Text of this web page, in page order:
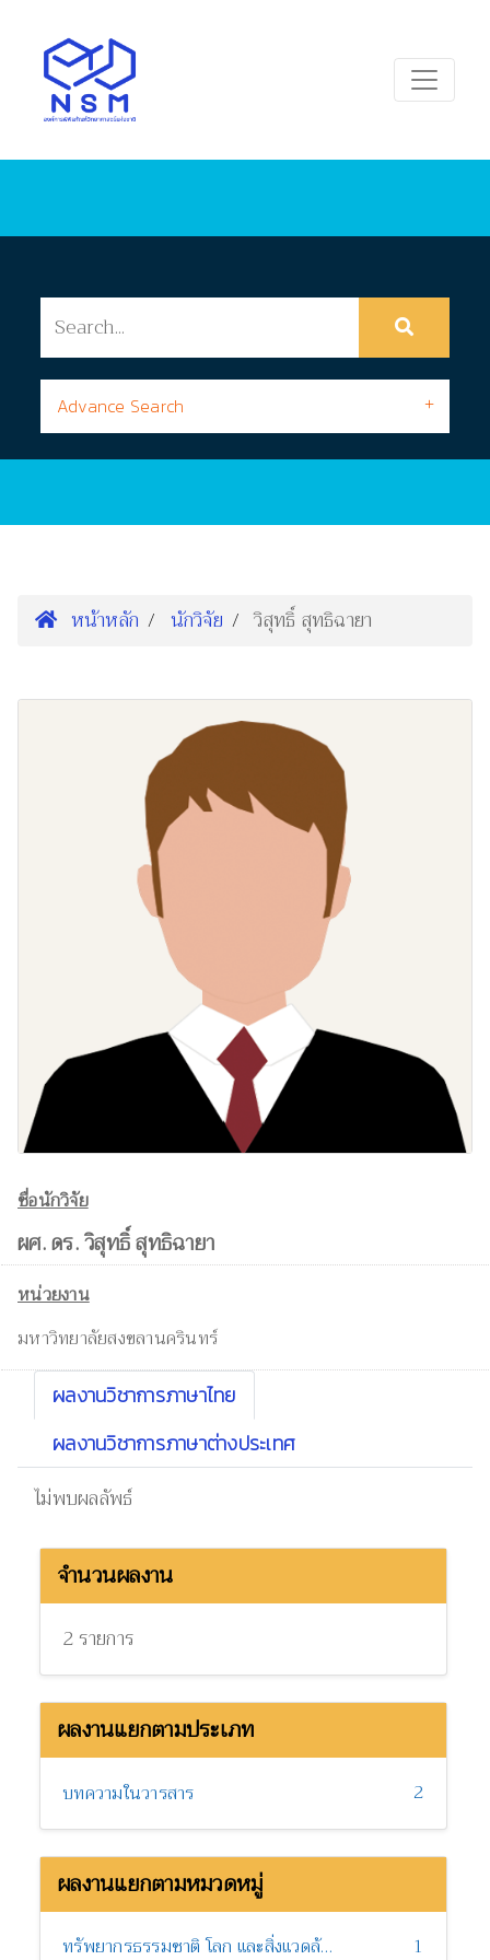
Advance Search
หน้าหลัก นักวิจัย วิสุทธิ์ สุทธิฉายา
ชื่อนักวิจัย
ผศ. ดร. วิสุทธิ์ สุทธิฉายา
หน่วยงาน
มหาวิทยาลัยสงขลานครินทร์
ผลงานวิชาการภาษาไทย
ผลงานวิชาการภาษาต่างประเทศ
ไม่พบผลลัพธ์
จำนวนผลงาน
2 รายการ
ผลงานแยกตามประเภท
บทความในวารสาร 2
ผลงานแยกตามหมวดหมู่
ทรัพยากรธรรมชาติ โลก และสิ่งแวดล้อม 1